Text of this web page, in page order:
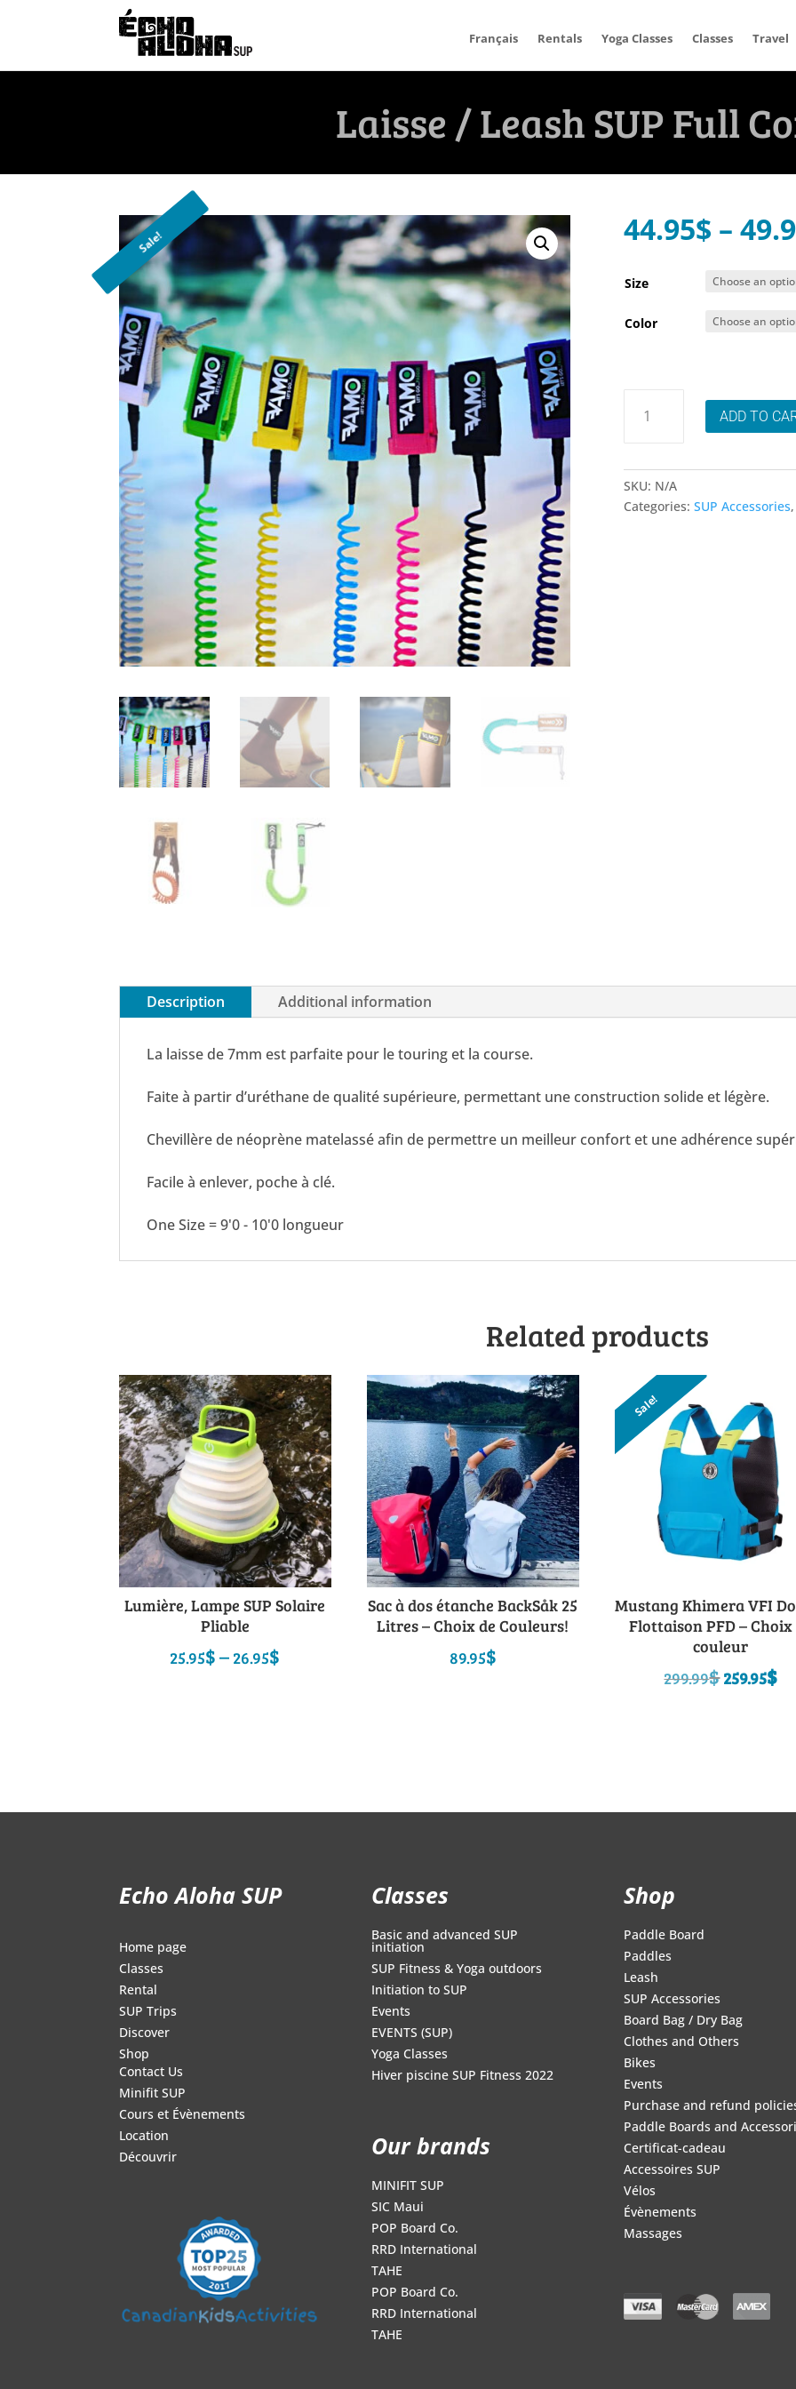
Français Rentals Yoga Classes Classes Travel
Laisse / Leash SUP Full
Sale! 44.95$ –
Size
Color
Full
Coiled
ADD TO
SKU: N/A
Categories: SUP Accessories,
Description Additional information
La laisse de 7mm est parfaite pour le touring et la course.
Faite à partir d’uréthane de qualité supérieure, permettant une construction solide et légère.
Chevillère de néoprène matelassé afin de permettre un meilleur confort et une adhérence
Facile à enlever, poche à clé.
One Size = 9'0 - 10'0 longueur
Related products
Lumière, Lampe SUP Solaire
Pliable
25.95$– 26.95$
Sac à dos étanche BackSåk 25
Litres – Choix de Couleurs!
89.95$
Sale!
Mustang Khimera VFI
Flottaison PFD – Choix
couleur
299.99$Original
259.95$
Echo Aloha SUP
Home page
Classes
Rental
SUP Trips
Discover
Shop
Contact Us
Minifit SUP
Cours et Évènements
Location
Découvrir
Classes
Basic and advanced SUP
initiation
SUP Fitness & Yoga outdoors
Initiation to SUP
Events
EVENTS (SUP)
Yoga Classes
Hiver piscine SUP Fitness 2022
Our brands
MINIFIT SUP
SIC Maui
POP Board Co.
RRD International
TAHE
POP Board Co.
RRD International
TAHE
Shop
Paddle Board
Paddles
Leash
SUP Accessories
Board Bag / Dry Bag
Clothes and Others
Bikes
Events
Purchase and refund
Paddle Boards and
Certificat-cadeau
Accessoires SUP
Vélos
Évènements
Massages